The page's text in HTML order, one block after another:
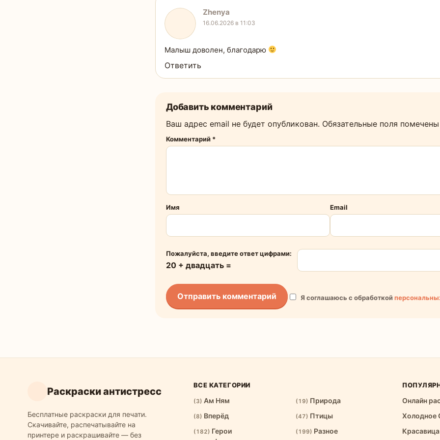
Zhenya
16.06.2026 в 11:03
Малыш доволен, благодарю
Ответить
Добавить комментарий
Ваш адрес email не будет опубликован. Обязательные поля
Комментарий *
Имя Email
Пожалуйста, введите ответ цифрами:
20 + двадцать =
Я соглашаюсь с обработкой
Раскраски антистресс
Бесплатные раскраски для печати.
Скачивайте, распечатывайте на
принтере и раскрашивайте — без
ВСЕ КАТЕГОРИИ
(3) Ам Ням
(8) Вперёд
(182) Герои
(19) Природа
(47) Птицы
(199) Разное
Онлайн
Холодное